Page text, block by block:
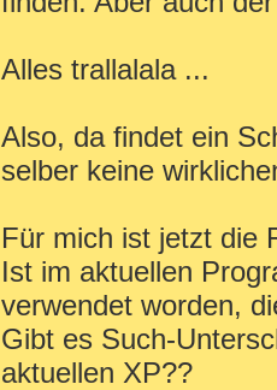
Alles trallalala ...
Also, da findet ein
selber keine
Für mich ist jetzt die
Ist im aktuellen
verwendet worden,
Gibt es Such-
aktuellen XP??